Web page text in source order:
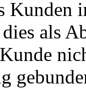
Kunden
als